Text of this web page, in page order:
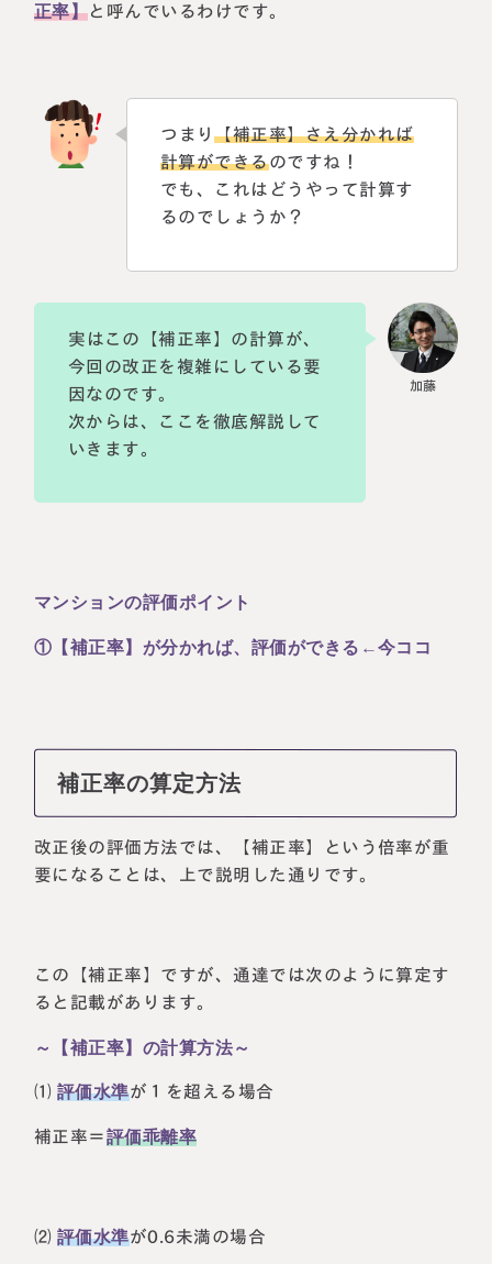
正率】と呼んでいるわけです。
つまり【補正率】さえ分かれば
計算ができるのですね！
でも、これはどうやって計算す
るのでしょうか？
実はこの【補正率】の計算が、
今回の改正を複雑にしている要
因なのです。
次からは、ここを徹底解説して
いきます。
マンションの評価ポイント
①【補正率】が分かれば、評価ができる←今ココ
補正率の算定方法
改正後の評価方法では、【補正率】という倍率が重
要になることは、上で説明した通りです。
この【補正率】ですが、通達では次のように算定す
ると記載があります。
～【補正率】の計算方法～
⑴評価水準が１を超える場合
補正率＝評価乖離率
⑵評価水準が0.6未満の場合